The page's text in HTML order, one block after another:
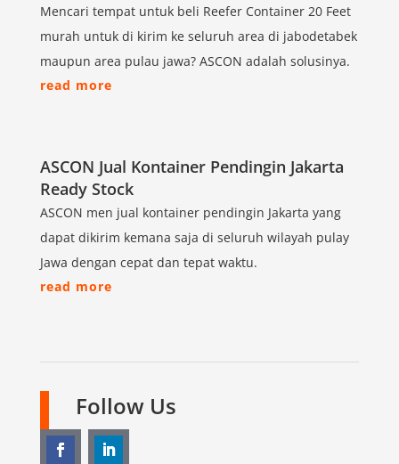
Mencari tempat untuk beli Reefer Container 20 Feet
murah untuk di kirim ke seluruh area di jabodetabek
maupun area pulau jawa? ASCON adalah solusinya.
read more
ASCON Jual Kontainer Pendingin Jakarta
Ready Stock
ASCON men jual kontainer pendingin Jakarta yang
dapat dikirim kemana saja di seluruh wilayah pulay
Jawa dengan cepat dan tepat waktu.
read more
Follow Us